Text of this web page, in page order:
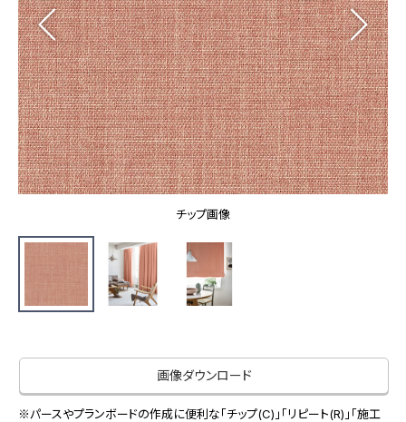
Lilycolor Coordinate 着せ替えシミュレーション
床材
サステナブル商品
ノンワックス床タイル
壁紙機能性ガイド
医療・福祉施設
ホテル・オフィス・店舗
モデルハウス
新築戸建・マンション
#リリカラのある暮らし
リリカラノート
ショールーム
ショールーム トップ
東京ショールーム
大阪ショールーム
お客様サポート
お客様サポート トップ
画像ダウンロード
お役立ち資料
サンプル・カタログ請求／お問い合わせ（ビジネスのお客様）
非住宅案件に関するお問い合わせ
スペースソリューション事業
会社情報
チップ画像
画像ダウンロード
※パースやプランボードの作成に便利な「チップ(C)」「リピート(R)」「施工